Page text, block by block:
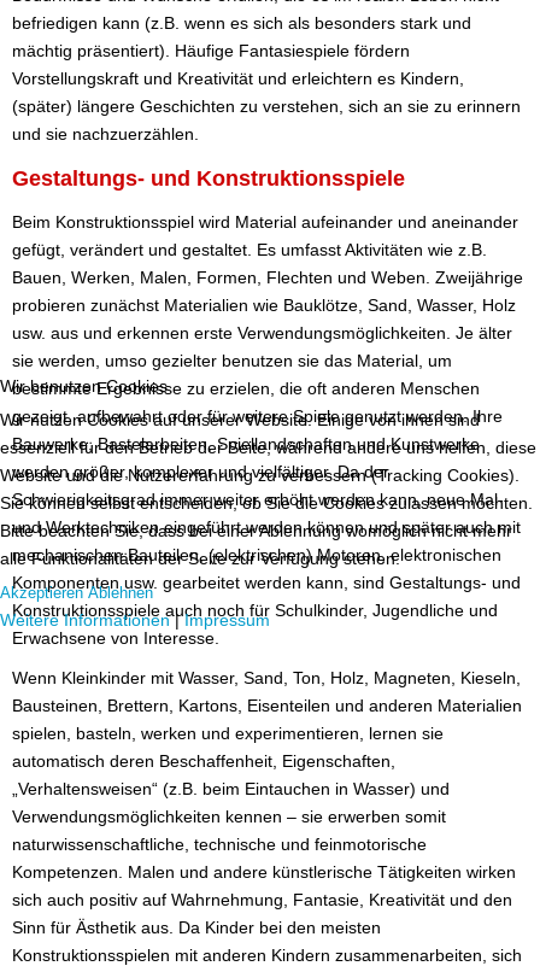
befriedigen kann (z.B. wenn es sich als besonders stark und
mächtig präsentiert). Häufige Fantasiespiele fördern
Vorstellungskraft und Kreativität und erleichtern es Kindern,
(später) längere Geschichten zu verstehen, sich an sie zu erinnern
und sie nachzuerzählen.
Gestaltungs- und Konstruktionsspiele
Beim Konstruktionsspiel wird Material aufeinander und aneinander
gefügt, verändert und gestaltet. Es umfasst Aktivitäten wie z.B.
Bauen, Werken, Malen, Formen, Flechten und Weben. Zweijährige
probieren zunächst Materialien wie Bauklötze, Sand, Wasser, Holz
usw. aus und erkennen erste Verwendungsmöglichkeiten. Je älter
sie werden, umso gezielter benutzen sie das Material, um
bestimmte Ergebnisse zu erzielen, die oft anderen Menschen
gezeigt, aufbewahrt oder für weitere Spiele genutzt werden. Ihre
Bauwerke, Bastelarbeiten, Spiellandschaften und Kunstwerke
werden größer, komplexer und vielfältiger. Da der
Schwierigkeitsgrad immer weiter erhöht werden kann, neue Mal-
und Werktechniken eingeführt werden können und später auch mit
mechanischen Bauteilen, (elektrischen) Motoren, elektronischen
Komponenten usw. gearbeitet werden kann, sind Gestaltungs- und
Konstruktionsspiele auch noch für Schulkinder, Jugendliche und
Erwachsene von Interesse.
Wenn Kleinkinder mit Wasser, Sand, Ton, Holz, Magneten, Kieseln,
Bausteinen, Brettern, Kartons, Eisenteilen und anderen Materialien
spielen, basteln, werken und experimentieren, lernen sie
automatisch deren Beschaffenheit, Eigenschaften,
„Verhaltensweisen“ (z.B. beim Eintauchen in Wasser) und
Verwendungsmöglichkeiten kennen – sie erwerben somit
naturwissenschaftliche, technische und feinmotorische
Kompetenzen. Malen und andere künstlerische Tätigkeiten wirken
sich auch positiv auf Wahrnehmung, Fantasie, Kreativität und den
Sinn für Ästhetik aus. Da Kinder bei den meisten
Konstruktionsspielen mit anderen Kindern zusammenarbeiten, sich
Wir benutzen Cookies
Wir nutzen Cookies auf unserer Website. Einige von ihnen sind
essenziell für den Betrieb der Seite, während andere uns helfen, diese
Website und die Nutzererfahrung zu verbessern (Tracking Cookies).
Sie können selbst entscheiden, ob Sie die Cookies zulassen möchten.
Bitte beachten Sie, dass bei einer Ablehnung womöglich nicht mehr
alle Funktionalitäten der Seite zur Verfügung stehen.
Akzeptieren Ablehnen
Weitere Informationen|Impressum